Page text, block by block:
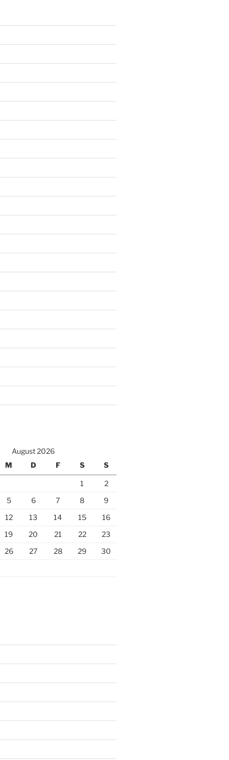
August 2026
M D F S S
1
2
5 6 7 8
9
12 13 14 15
16
19 20 21 22
23
26 27 28 29
30